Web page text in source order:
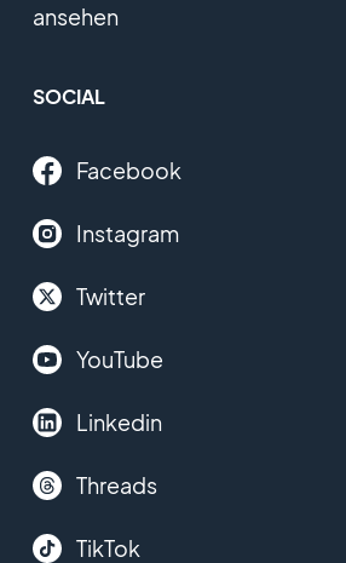
ansehen
SOCIAL
Facebook
Instagram
Twitter
YouTube
Linkedin
Threads
TikTok